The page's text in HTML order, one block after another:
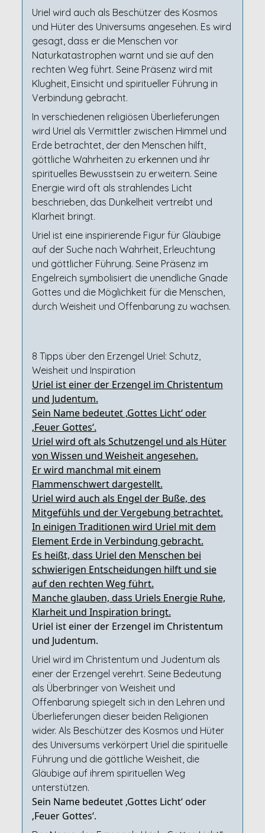
Uriel wird auch als Beschützer des Kosmos
und Hüter des Universums angesehen. Es wird
gesagt, dass er die Menschen vor
Naturkatastrophen warnt und sie auf den
rechten Weg führt. Seine Präsenz wird mit
Klugheit, Einsicht und spiritueller Führung in
Verbindung gebracht.
In verschiedenen religiösen Überlieferungen
wird Uriel als Vermittler zwischen Himmel und
Erde betrachtet, der den Menschen hilft,
göttliche Wahrheiten zu erkennen und ihr
spirituelles Bewusstsein zu erweitern. Seine
Energie wird oft als strahlendes Licht
beschrieben, das Dunkelheit vertreibt und
Klarheit bringt.
Uriel ist eine inspirierende Figur für Gläubige
auf der Suche nach Wahrheit, Erleuchtung
und göttlicher Führung. Seine Präsenz im
Engelreich symbolisiert die unendliche Gnade
Gottes und die Möglichkeit für die Menschen,
durch Weisheit und Offenbarung zu wachsen.
8 Tipps über den Erzengel Uriel: Schutz,
Weisheit und Inspiration
Uriel ist einer der Erzengel im Christentum
und Judentum.
Sein Name bedeutet ‚Gottes Licht‘ oder
‚Feuer Gottes‘.
Uriel wird oft als Schutzengel und als Hüter
von Wissen und Weisheit angesehen.
Er wird manchmal mit einem
Flammenschwert dargestellt.
Uriel wird auch als Engel der Buße, des
Mitgefühls und der Vergebung betrachtet.
In einigen Traditionen wird Uriel mit dem
Element Erde in Verbindung gebracht.
Es heißt, dass Uriel den Menschen bei
schwierigen Entscheidungen hilft und sie
auf den rechten Weg führt.
Manche glauben, dass Uriels Energie Ruhe,
Klarheit und Inspiration bringt.
Uriel ist einer der Erzengel im Christentum
und Judentum.
Uriel wird im Christentum und Judentum als
einer der Erzengel verehrt. Seine Bedeutung
als Überbringer von Weisheit und
Offenbarung spiegelt sich in den Lehren und
Überlieferungen dieser beiden Religionen
wider. Als Beschützer des Kosmos und Hüter
des Universums verkörpert Uriel die spirituelle
Führung und die göttliche Weisheit, die
Gläubige auf ihrem spirituellen Weg
unterstützen.
Sein Name bedeutet ‚Gottes Licht‘ oder
‚Feuer Gottes‘.